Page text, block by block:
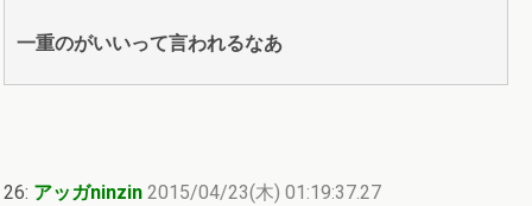
一重のがいいって言われるなあ
26: アッガninzin 2015/04/23(木) 01:19:37.27